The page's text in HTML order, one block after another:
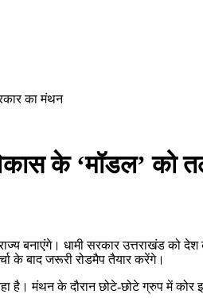
का मंथन
के ‘मॉडल’ को
बनाएंगे। धामी सरकार उत्तराखंड को
के बाद जरूरी रोडमैप तैयार करेंगे।
मंथन के दौरान छोटे-छोटे ग्रुप में कोर